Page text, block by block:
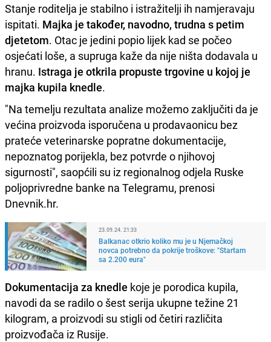
Stanje roditelja je stabilno i istražitelji ih namjeravaju
ispitati. Majka je također, navodno, trudna s petim
djetetom. Otac je jedini popio lijek kad se počeo
osjećati loše, a supruga kaže da nije ništa dodavala u
hranu. Istraga je otkrila propuste trgovine u kojoj je
majka kupila knedle.
"Na temelju rezultata analize možemo zaključiti da je
većina proizvoda isporučena u prodavaonicu bez
prateće veterinarske popratne dokumentacije,
nepoznatog porijekla, bez potvrde o njihovoj
sigurnosti", saopćili su iz regionalnog odjela Ruske
poljoprivredne banke na Telegramu, prenosi
Dnevnik.hr.
23.09.24. 21:33
Balkanac otkrio koliko mu je u Njemačkoj
novca potrebno da pokrije troškove: "Startam
sa 2.200 eura"
Dokumentacija za knedle koje je porodica kupila,
navodi da se radilo o šest serija ukupne težine 21
kilogram, a proizvodi su stigli od četiri različita
proizvođača iz Rusije.